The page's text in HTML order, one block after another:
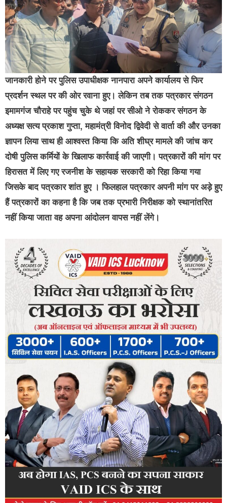
जानकारी होने पर पुलिस उपाधीक्षक नानपारा अपने कार्यालय से फिर
प्रदर्शन स्थल पर की ओर रवाना हुए। लेकिन तब तक पत्रकार संगठन
इमामगंज चौराहे पर पहुंच चुके थे जहां पर सीओ ने रोककर संगठन के
अध्यक्ष सत्य प्रकाश गुप्ता, महामंत्री विनोद द्विवेदी से वार्ता की और उनका
ज्ञापन लिया साथ ही आश्वस्त किया कि अति शीघ्र मामले की जांच कर
दोषी पुलिस कर्मियों के खिलाफ कार्रवाई की जाएगी। पत्रकारों की मांग पर
हिरासत में लिए गए रजनीश के सहायक सरकारी को रिहा किया गया
जिसके बाद पत्रकार शांत हुए । फिलहाल पत्रकार अपनी मांग पर अड़े हुए
हैं पत्रकारों का कहना है कि जब तक प्रभारी निरीक्षक को स्थानांतरित
नहीं किया जाता वह अपना आंदोलन वापस नहीं लेंगे।